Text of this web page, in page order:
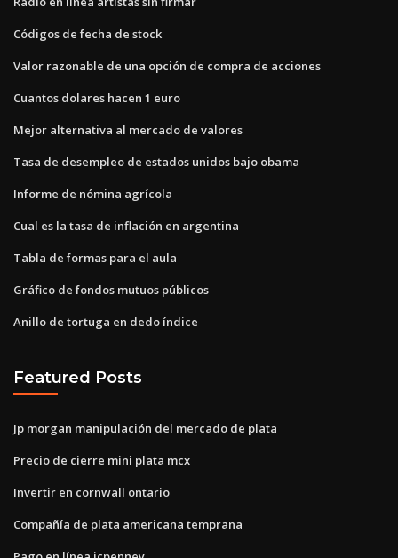
Códigos de fecha de stock
Valor razonable de una opción de compra de acciones
Cuantos dolares hacen 1 euro
Mejor alternativa al mercado de valores
Tasa de desempleo de estados unidos bajo obama
Informe de nómina agrícola
Cual es la tasa de inflación en argentina
Tabla de formas para el aula
Gráfico de fondos mutuos públicos
Anillo de tortuga en dedo índice
Featured Posts
Jp morgan manipulación del mercado de plata
Precio de cierre mini plata mcx
Invertir en cornwall ontario
Compañía de plata americana temprana